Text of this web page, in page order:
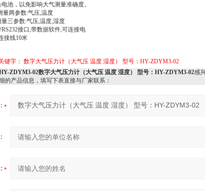
池，以免影响大气测量准确度。
量两参数:气压,温度
量三参数:气压,温度,湿度
接口,带数据软件,可连接电
接线10米
键字： 数字大气压力计（大气压 温度 湿度） 型号：HY-ZDYM3-02
ZDYM3-02数字大气压力计（大气压 温度 湿度） 型号：HY-ZDYM3-02感
的产品信息，填写下表直接与厂家联系：